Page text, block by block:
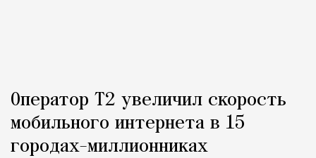
Оператор Т2 увеличил скорость
мобильного интернета в 15
городах-миллионниках